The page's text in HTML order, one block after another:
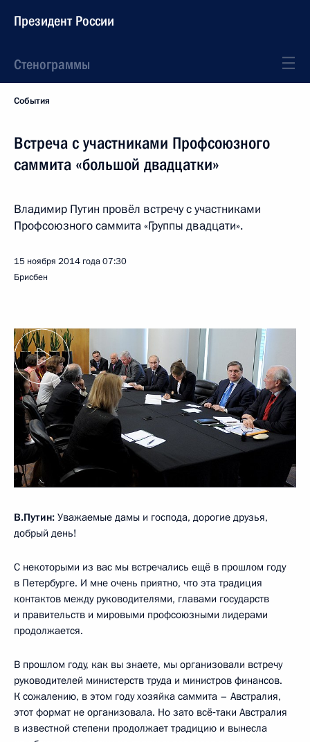
Президент России
Стенограммы
События
Встреча с участниками Профсоюзного
саммита «большой двадцатки»
Владимир Путин провёл встречу с участниками
Профсоюзного саммита «Группы двадцати».
15 ноября 2014 года07:30
Брисбен
В.Путин: Уважаемые дамы и господа, дорогие друзья,
добрый день!
С некоторыми из вас мы встречались ещё в прошлом году
в Петербурге. И мне очень приятно, что эта традиция
контактов между руководителями, главами государств
и правительств и мировыми профсоюзными лидерами
продолжается.
В прошлом году, как вы знаете, мы организовали встречу
руководителей министерств труда и министров финансов.
К сожалению, в этом году хозяйка саммита – Австралия,
этот формат не организовала. Но зато всё‑таки Австралия
в известной степени продолжает традицию и вынесла